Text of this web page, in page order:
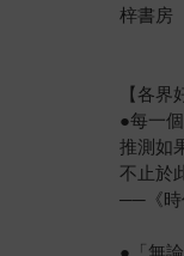
梓書房
【各
●每一
推測如
不止於
──《時
●「無